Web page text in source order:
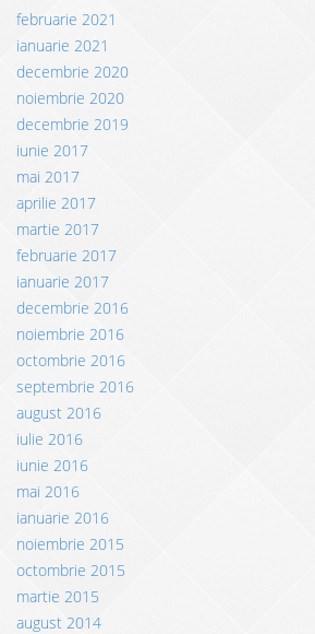
februarie 2021
ianuarie 2021
decembrie 2020
noiembrie 2020
decembrie 2019
iunie 2017
mai 2017
aprilie 2017
martie 2017
februarie 2017
ianuarie 2017
decembrie 2016
noiembrie 2016
octombrie 2016
septembrie 2016
august 2016
iulie 2016
iunie 2016
mai 2016
ianuarie 2016
noiembrie 2015
octombrie 2015
martie 2015
august 2014